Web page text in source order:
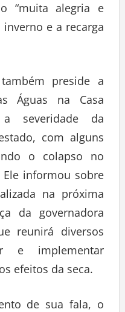
“muita alegria e
e a recarga
preside a
Águas na Casa
a severidade da
com alguns
o colapso no
Ele informou sobre
na próxima
da governadora
reunirá diversos
e implementar
efeitos da seca.
de sua fala, o